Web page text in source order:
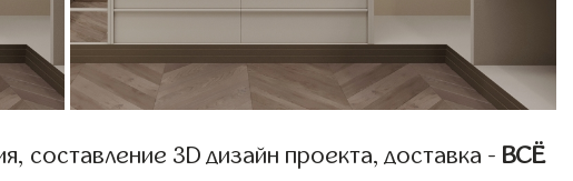
составление 3D дизайн проекта, доставка - ВСЁ